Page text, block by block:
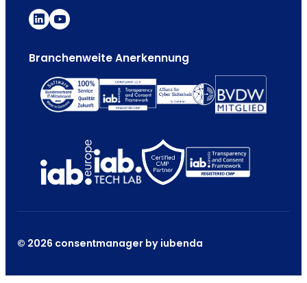
Branchenweite Anerkennung
© 2026 consentmanager by iubenda